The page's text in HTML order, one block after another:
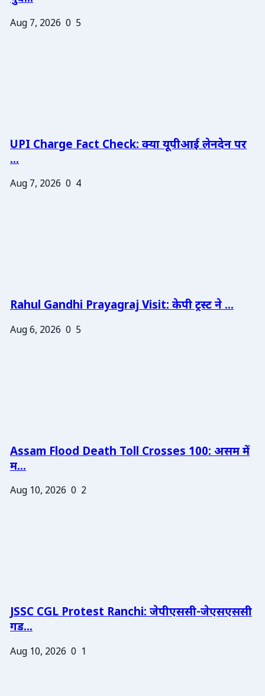
Aug 7, 2026 0 5
UPI Charge Fact Check: क्या यूपीआई लेनदेन पर
...
Aug 7, 2026 0 4
Rahul Gandhi Prayagraj Visit: केपी ट्रस्ट ने ...
Aug 6, 2026 0 5
Assam Flood Death Toll Crosses 100: असम में
म...
Aug 10, 2026 0 2
JSSC CGL Protest Ranchi: जेपीएससी-जेएसएससी
गड...
Aug 10, 2026 0 1